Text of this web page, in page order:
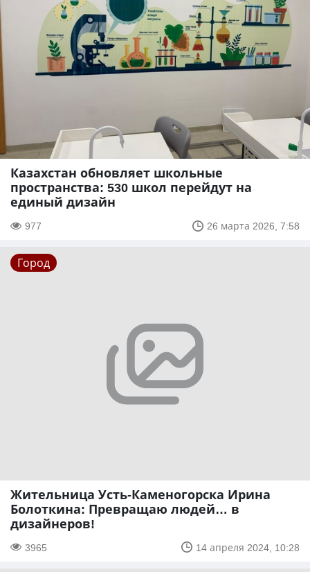
Казахстан обновляет школьные
пространства: 530 школ перейдут на
единый дизайн
977 26 марта 2026, 7:58
Город
Жительница Усть-Каменогорска Ирина
Болоткина: Превращаю людей… в
дизайнеров!
3965 14 апреля 2024, 10:28